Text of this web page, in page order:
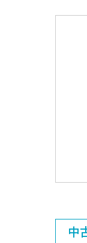
中